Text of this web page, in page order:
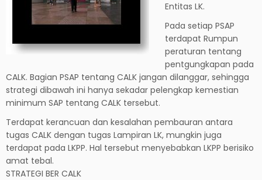
Entitas LK.
Pada setiap PSAP
terdapat Rumpun
peraturan tentang
pentgungkapan pada
CALK. Bagian PSAP tentang CALK jangan dilanggar, sehingga
strategi dibawah ini hanya sekadar pelengkap kemestian
minimum SAP tentang CALK tersebut.
Terdapat kerancuan dan kesalahan pembauran antara
tugas CALK dengan tugas Lampiran LK, mungkin juga
terdapat pada LKPP. Hal tersebut menyebabkan LKPP berisiko
amat tebal.
STRATEGI BER CALK